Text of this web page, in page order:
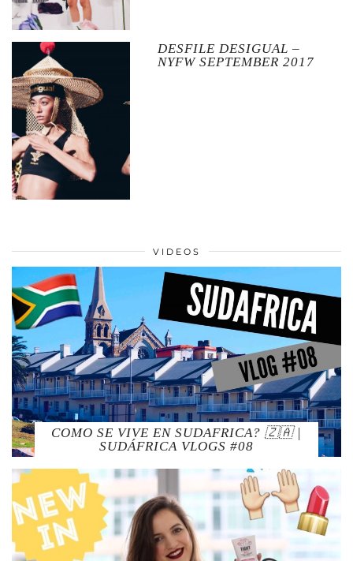
DESFILE DESIGUAL –
NYFW SEPTEMBER 2017
VIDEOS
COMO SE VIVE EN SUDAFRICA? 🇿🇦 |
SUDÁFRICA VLOGS #08